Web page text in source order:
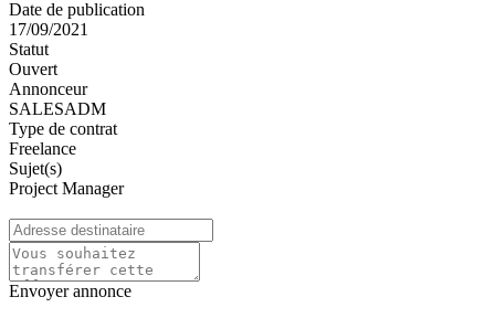
Date de publication
17/09/2021
Statut
Ouvert
Annonceur
SALESADM
Type de contrat
Freelance
Sujet(s)
Project Manager
Envoyer annonce